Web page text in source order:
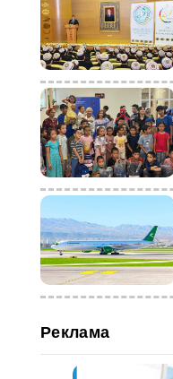
Реклама